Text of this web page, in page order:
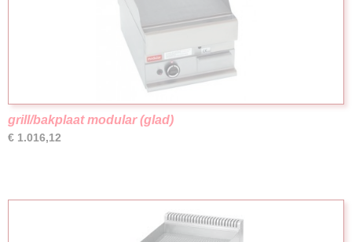
grill/bakplaat modular (glad)
€ 1.016,12